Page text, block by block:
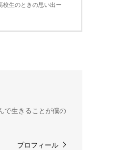
生のときの思い出ー
で生きることが僕の
プロフィール